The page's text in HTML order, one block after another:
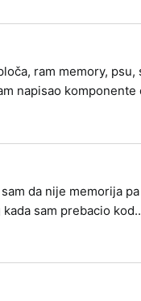
ram memory,
napisao komponente
da nije memorija
sam prebacio